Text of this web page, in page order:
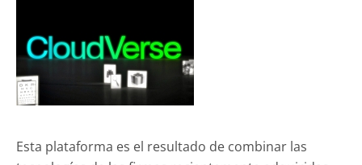
Esta plataforma es el resultado de combinar las